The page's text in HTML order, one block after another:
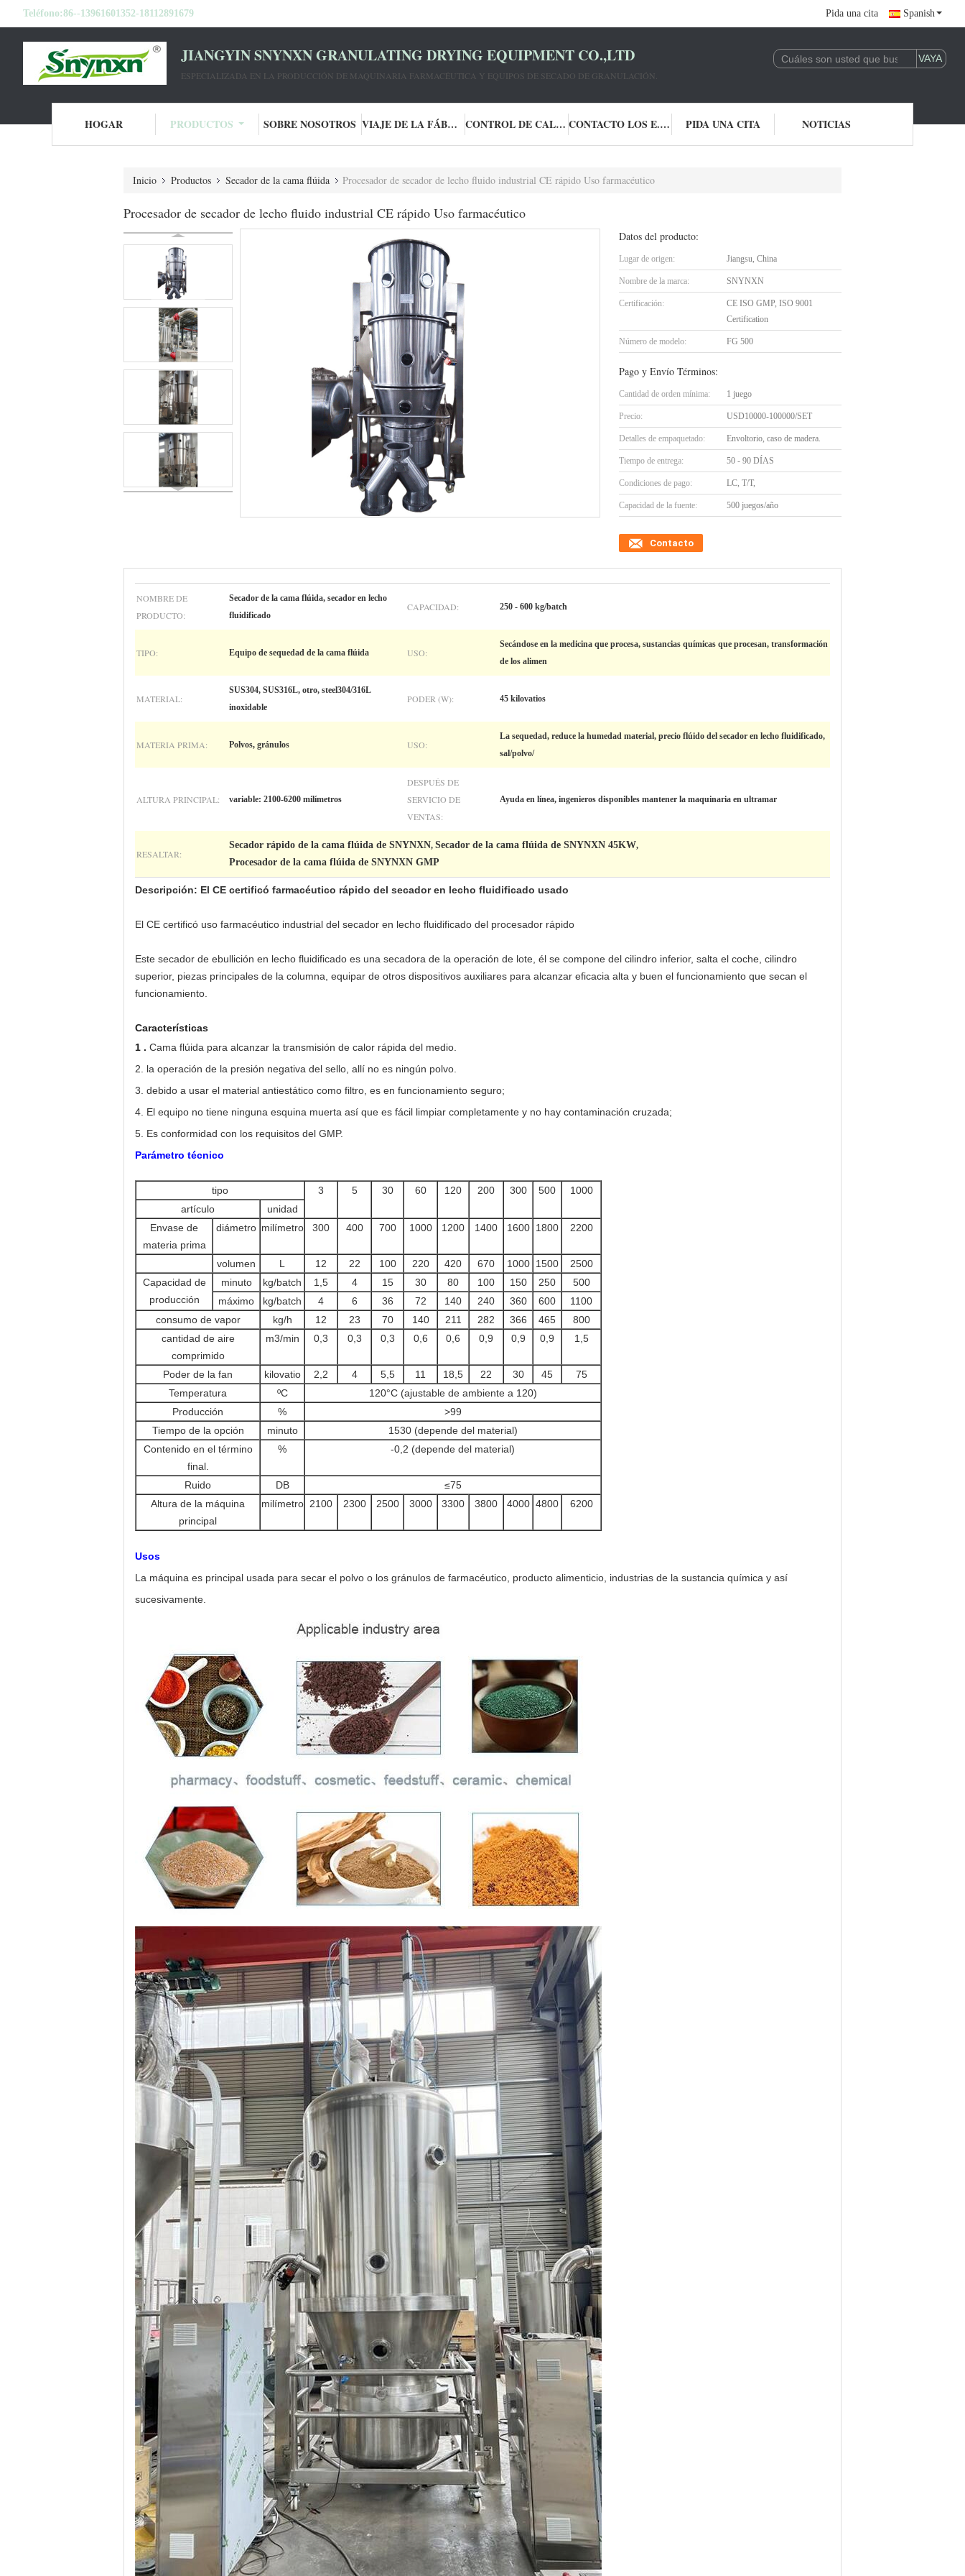
Teléfono:86--13961601352-18112891679 Pida una cita Spanish
JIANGYIN SNYNXN GRANULATING DRYING EQUIPMENT CO.,LTD
ESPECIALIZADA EN LA PRODUCCIÓN DE MAQUINARIA FARMACÉUTICA Y EQUIPOS DE SECADO DE GRANULACIÓN.
HOGAR PRODUCTOS SOBRE NOSOTROS VIAJE DE LA FÁBRICA CONTROL DE CALIDAD CONTACTO LOS E.E.U.U. PIDA UNA CITA NOTICIAS
Inicio Productos Secador de la cama flúida Procesador de secador de lecho fluido industrial CE rápido Uso farmacéutico
Procesador de secador de lecho fluido industrial CE rápido Uso farmacéutico
Datos del producto:
Lugar de origen: Jiangsu, China
Nombre de la marca: SNYNXN
Certificación:
CE ISO GMP, ISO 9001
Certification
Número de modelo: FG 500
Pago y Envío Términos:
Cantidad de orden mínima: 1 juego
Precio: USD10000-100000/SET
Detalles de empaquetado: Envoltorio, caso de madera.
Tiempo de entrega: 50 - 90 DÍAS
Condiciones de pago: LC, T/T,
Capacidad de la fuente: 500 juegos/año
Contacto
NOMBRE DE
PRODUCTO:
Secador de la cama flúida, secador en lecho
fluidificado
CAPACIDAD: 250 - 600 kg/batch
TIPO: Equipo de sequedad de la cama flúida USO:
Secándose en la medicina que procesa, sustancias químicas que procesan, transformación
de los alimen
MATERIAL:
SUS304, SUS316L, otro, steel304/316L
inoxidable
PODER (W): 45 kilovatios
MATERIA PRIMA: Polvos, gránulos USO:
La sequedad, reduce la humedad material, precio flúido del secador en lecho fluidificado,
sal/polvo/
ALTURA PRINCIPAL: variable: 2100-6200 milímetros
DESPUÉS DE
SERVICIO DE
VENTAS:
Ayuda en línea, ingenieros disponibles mantener la maquinaria en ultramar
RESALTAR:
Secador rápido de la cama flúida de SNYNXN, Secador de la cama flúida de SNYNXN 45KW,
Procesador de la cama flúida de SNYNXN GMP
Descripción: El CE certificó farmacéutico rápido del secador en lecho fluidificado usado
El CE certificó uso farmacéutico industrial del secador en lecho fluidificado del procesador rápido
Este secador de ebullición en lecho fluidificado es una secadora de la operación de lote, él se compone del cilindro inferior, salta el coche, cilindro
superior, piezas principales de la columna, equipar de otros dispositivos auxiliares para alcanzar eficacia alta y buen el funcionamiento que secan el
funcionamiento.
Características
1 . Cama flúida para alcanzar la transmisión de calor rápida del medio
2. la operación de la presión negativa del sello, allí no es ningún polvo.
3. debido a usar el material antiestático como filtro, es en funcionamiento seguro;
4. El equipo no tiene ninguna esquina muerta así que es fácil limpiar completamente y no hay contaminación cruzada;
5. Es conformidad con los requisitos del GMP.
Parámetro técnico
tipo 3 5 30 60 120 200 300 500
1000
artículo
unidad
Envase de
materia prima
diámetro milímetro 300 400 700 1000 1200 1400 1600 1800 2200
volumen L 12 22 100 220 420 670 1000 1500
2500
Capacidad de
producción
minuto kg/batch 1,5 4 15 30 80 100 150 250
500
máximo
kg/batch 4 6 36 72 140 240 360 600
1100
consumo de vapor
kg/h 12 23 70 140 211 282 366 465
800
cantidad de aire
comprimido
m3/min 0,3 0,3 0,3 0,6 0,6 0,9 0,9 0,9 1,5
Poder de la fan kilovatio 2,2 4 5,5 11 18,5 22 30 45
75
Temperatura
ºC
120°C (ajustable de ambiente a 120)
Producción
%
>99
Tiempo de la opción
minuto
1530 (depende del material)
Contenido en el término
final.
% -0,2 (depende del material)
Ruido DB
≤75
Altura de la máquina
principal
milímetro 2100 2300 2500 3000 3300 3800 4000 4800 6200
Usos
La máquina es principal usada para secar el polvo o los gránulos de farmacéutico, producto alimenticio, industrias de la sustancia química y así
sucesivamente.